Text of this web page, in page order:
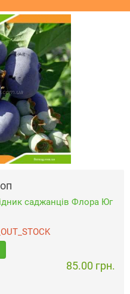
саджанців Флора Юг
85.00 грн.